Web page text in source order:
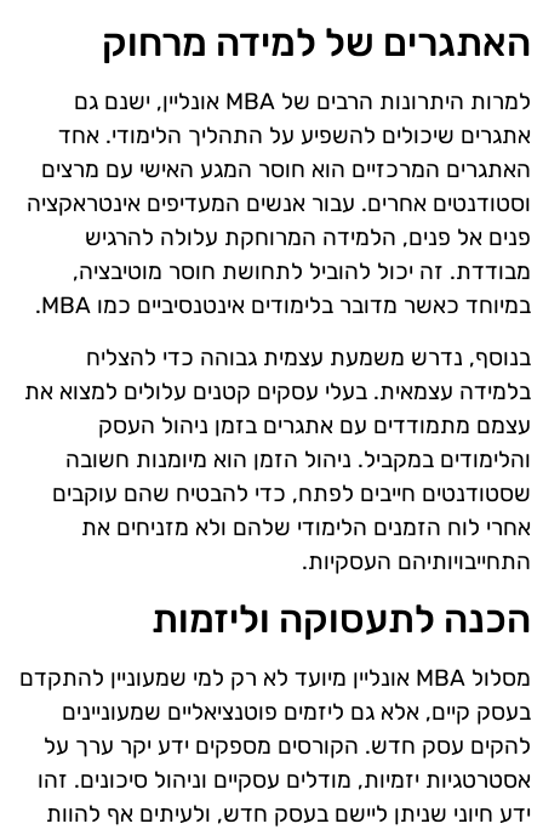
האתגרים של למידה מרחוק
למרות היתרונות הרבים של MBA אונליין, ישנם גם
אתגרים שיכולים להשפיע על התהליך הלימודי. אחד
האתגרים המרכזיים הוא חוסר המגע האישי עם מרצים
וסטודנטים אחרים. עבור אנשים המעדיפים אינטראקציה
פנים אל פנים, הלמידה המרוחקת עלולה להרגיש
מבודדת. זה יכול להוביל לתחושת חוסר מוטיבציה,
במיוחד כאשר מדובר בלימודים אינטנסיביים כמו MBA.
בנוסף, נדרש משמעת עצמית גבוהה כדי להצליח
בלמידה עצמאית. בעלי עסקים קטנים עלולים למצוא את
עצמם מתמודדים עם אתגרים בזמן ניהול העסק
והלימודים במקביל. ניהול הזמן הוא מיומנות חשובה
שסטודנטים חייבים לפתח, כדי להבטיח שהם עוקבים
אחרי לוח הזמנים הלימודי שלהם ולא מזניחים את
התחייבויותיהם העסקיות.
הכנה לתעסוקה וליזמות
מסלול MBA אונליין מיועד לא רק למי שמעוניין להתקדם
בעסק קיים, אלא גם ליזמים פוטנציאליים שמעוניינים
להקים עסק חדש. הקורסים מספקים ידע יקר ערך על
אסטרטגיות יזמיות, מודלים עסקיים וניהול סיכונים. זהו
ידע חיוני שניתן ליישם בעסק חדש, ולעיתים אף להוות